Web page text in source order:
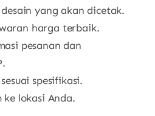
yang akan dicetak.
harga terbaik.
pesanan dan
spesifikasi.
lokasi Anda.